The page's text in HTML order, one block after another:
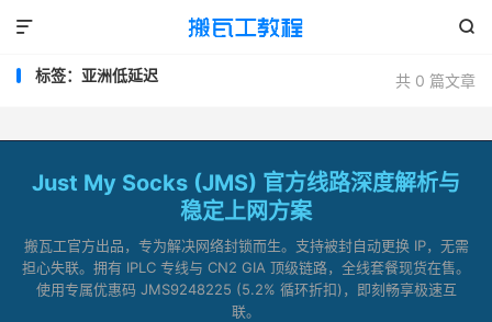


共 0 篇文章
标签：亚洲低延迟
Just My Socks (JMS) 官方线路深度解析与
稳定上网方案
搬瓦工官方出品，专为解决网络封锁而生。支持被封自动更换 IP，无需
担心失联。拥有 IPLC 专线与 CN2 GIA 顶级链路，全线套餐现货在售。
使用专属优惠码 JMS9248225 (5.2% 循环折扣)，即刻畅享极速互
联。